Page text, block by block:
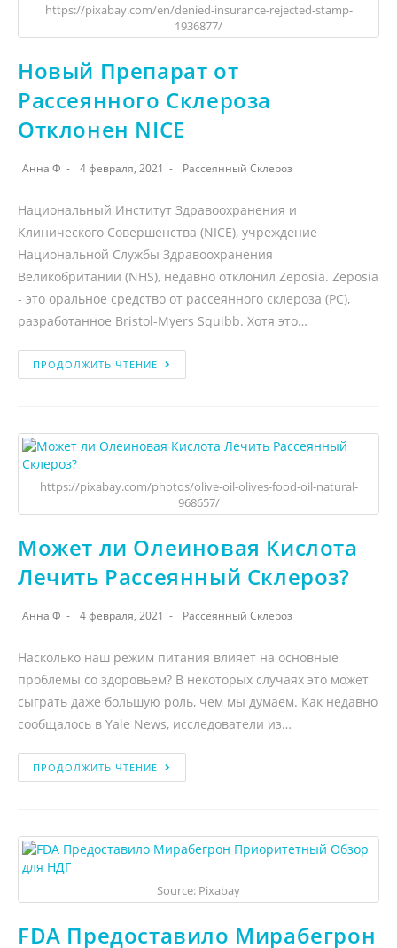
https://pixabay.com/en/denied-insurance-rejected-stamp-
1936877/
Новый Препарат от
Рассеянного Склероза
Отклонен NICE
Анна Ф 4 февраля, 2021 Рассеянный Склероз
Национальный Институт Здравоохранения и
Клинического Совершенства (NICE), учреждение
Национальной Службы Здравоохранения
Великобритании (NHS), недавно отклонил Zeposia. Zeposia
- это оральное средство от рассеянного склероза (РС),
разработанное Bristol-Myers Squibb. Хотя это…
ПРОДОЛЖИТЬ ЧТЕНИЕ
https://pixabay.com/photos/olive-oil-olives-food-oil-natural-
968657/
Может ли Олеиновая Кислота
Лечить Рассеянный Склероз?
Анна Ф 4 февраля, 2021 Рассеянный Склероз
Насколько наш режим питания влияет на основные
проблемы со здоровьем? В некоторых случаях это может
сыграть даже большую роль, чем мы думаем. Как недавно
сообщалось в Yale News, исследователи из…
ПРОДОЛЖИТЬ ЧТЕНИЕ
Source: Pixabay
FDA Предоставило Мирабегрон